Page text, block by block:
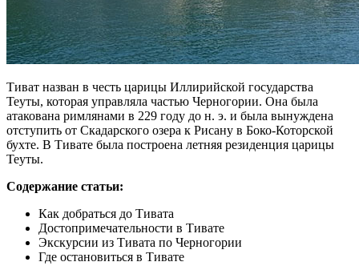
Тиват назван в честь царицы Иллирийской государства
Теуты, которая управляла частью Черногории. Она была
атакована римлянами в 229 году до н. э. и была вынуждена
отступить от Скадарского озера к Рисану в Боко-Которской
бухте. В Тивате была построена летняя резиденция царицы
Теуты.
Содержание статьи:
Как добраться до Тивата
Достопримечательности в Тивате
Экскурсии из Тивата по Черногории
Где остановиться в Тивате